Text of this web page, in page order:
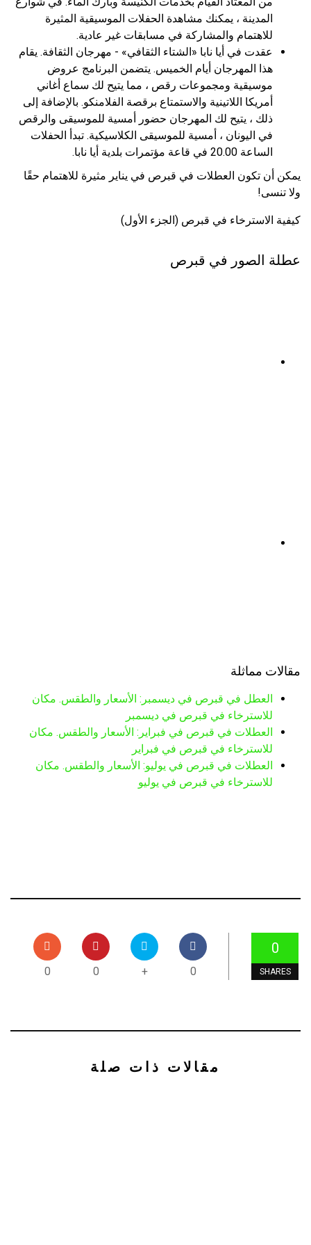
المدينة ، يمكنك مشاهدة الحفلات الموسيقية المثيرة
للاهتمام والمشاركة في مسابقات غير عادية.
عقدت في أيا نابا «الشتاء الثقافي» - مهرجان الثقافة. يقام
هذا المهرجان أيام الخميس. يتضمن البرنامج عروض
موسيقية ومجموعات رقص ، مما يتيح لك سماع أغاني
أمريكا اللاتينية والاستمتاع برقصة الفلامنكو. بالإضافة إلى
ذلك ، يتيح لك المهرجان حضور أمسية للموسيقى والرقص
في اليونان ، أمسية للموسيقى الكلاسيكية. تبدأ الحفلات
الساعة 20.00 في قاعة مؤتمرات بلدية أيا نابا.
يمكن أن تكون العطلات في قبرص في يناير مثيرة للاهتمام حقًا
ولا تنسى!
كيفية الاسترخاء في قبرص (الجزء الأول)
عطلة الصور في قبرص
مقالات مماثلة
العطل في قبرص في ديسمبر: الأسعار والطقس. مكان
للاسترخاء في قبرص في ديسمبر
العطلات في قبرص في فبراير: الأسعار والطقس. مكان
للاسترخاء في قبرص في فبراير
العطلات في قبرص في يوليو: الأسعار والطقس. مكان
للاسترخاء في قبرص في يوليو
0
SHARES
0
+
0
0
مقالات ذات صلة